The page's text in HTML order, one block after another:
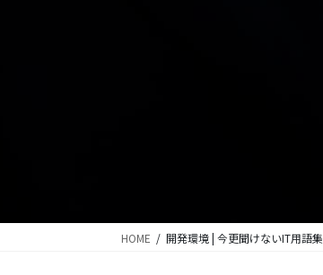
HOME 開発環境 | 今更聞けないIT用語集